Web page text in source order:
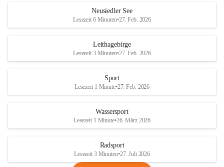
S
und den daraus folgenden wirtschaftlichen
Maßnahmen zur Bekämpfung
Rebe und der Amerikanischen
Anhang VBl. EU Nr. 18
1 Seite•1,4 MB
VBl. EU Nr. 18_2026
r
S
Neusiedler See
Lesezeit 6 Minuten•27. Feb. 2026
Leithagebirge
Lesezeit 3 Minuten•27. Feb. 2026
Sport
Lesezeit 1 Minute•27. Feb. 2026
Wassersport
Lesezeit 1 Minute•26. März 2026
Radsport
Lesezeit 3 Minuten•27. Juli 2026